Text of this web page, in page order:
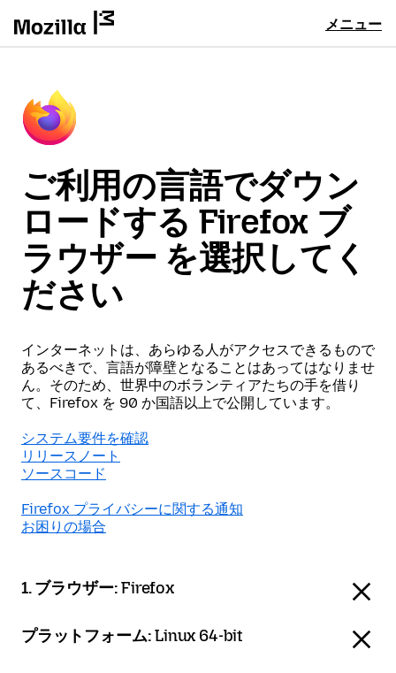
メニュー
ご利用の言語でダウン
ロードする Firefox ブ
ラウザー を選択してく
ださい
インターネットは、あらゆる人がアクセスできるもので
あるべきで、言語が障壁となることはあってはなりませ
ん。そのため、世界中のボランティアたちの手を借り
て、Firefox を 90 か国語以上で公開しています。
システム要件を確認
リリースノート
ソースコード
Firefox プライバシーに関する通知
お困りの場合
1. ブラウザー:Firefox
プラットフォーム:Linux 64-bit